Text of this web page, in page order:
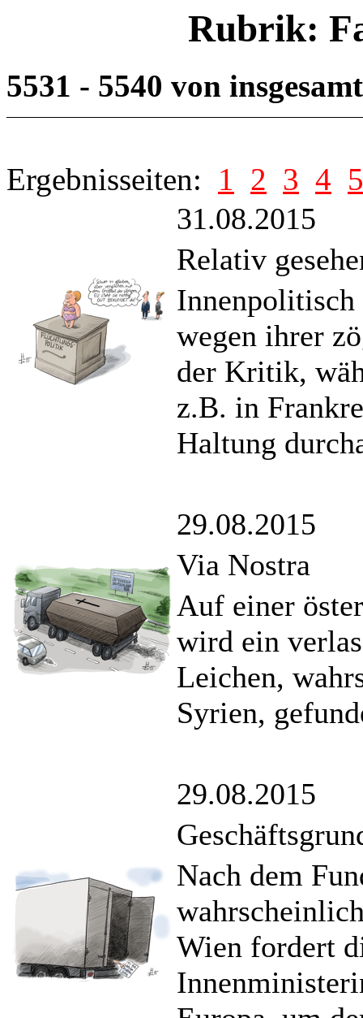
Rubrik:
5531 - 5540 von
Ergebnisseiten: 1 2 3 4 5
31.08.2015
Relativ
wegen ihrer
der Kritik,
z.B. in
Haltung
29.08.2015
Via Nostra
Auf einer
wird ein
Leichen,
Syrien,
29.08.2015
Nach dem
Wien fordert